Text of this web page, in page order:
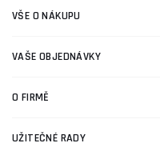
VŠE O NÁKUPU
VAŠE OBJEDNÁVKY
O FIRMĚ
UŽITEČNÉ RADY